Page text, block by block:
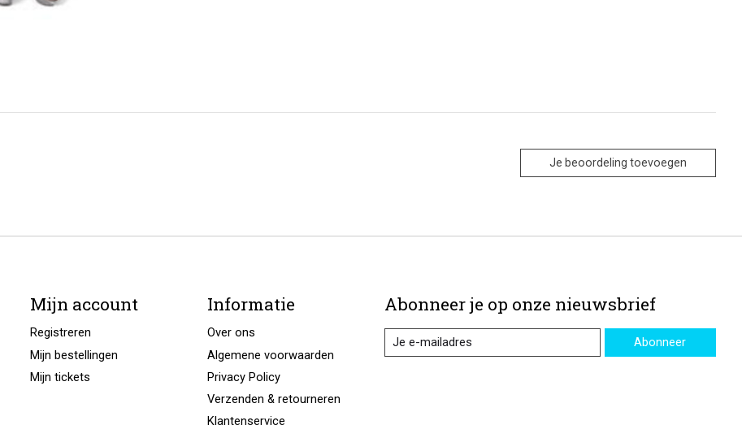
Je beoordeling toevoegen
Mijn account
Registreren
Mijn bestellingen
Mijn tickets
Informatie
Over ons
Algemene voorwaarden
Privacy Policy
Verzenden & retourneren
Klantenservice
Abonneer je op onze nieuwsbrief
Abonneer